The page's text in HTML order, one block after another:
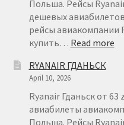
Польша. Рейсы
дешевых
рейсы авиакомпании
купить… Read more:
RYANAIR ГДАНЬСК
April 10, 2026
Ryanair Гданьск от 63
авиабилеты
Польша. Рейсы